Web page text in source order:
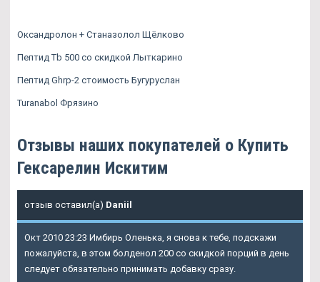
Оксандролон + Станазолол Щёлково
Пептид Tb 500 со скидкой Лыткарино
Пептид Ghrp-2 стоимость Бугуруслан
Turanabol Фрязино
Отзывы наших покупателей о Купить
Гексарелин Искитим
отзыв оставил(а) Daniil
Окт 2010 23:23 Имбирь Оленька, я снова к тебе, подскажи
пожалуйста, в этом болденол 200 со скидкой порций в день
следует обязательно принимать добавку сразу.